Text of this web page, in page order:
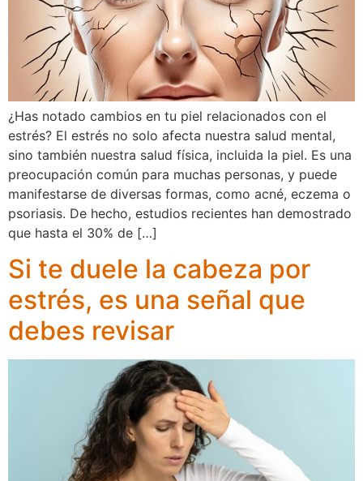
¿Has notado cambios en tu piel relacionados con el
estrés? El estrés no solo afecta nuestra salud mental,
sino también nuestra salud física, incluida la piel. Es una
preocupación común para muchas personas, y puede
manifestarse de diversas formas, como acné, eczema o
psoriasis. De hecho, estudios recientes han demostrado
que hasta el 30% de […]
Si te duele la cabeza por
estrés, es una señal que
debes revisar